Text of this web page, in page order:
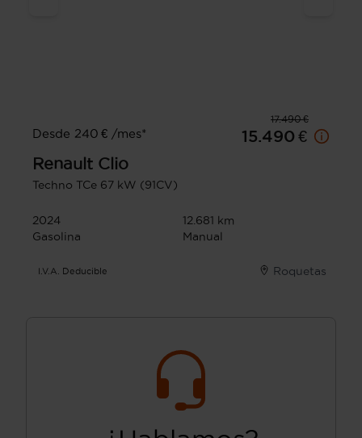
17.490 €
Desde 240 € /mes*
15.490 €
Renault Clio
Techno TCe 67 kW (91CV)
2024
12.681 km
Gasolina
Manual
I.V.A. Deducible Roquetas